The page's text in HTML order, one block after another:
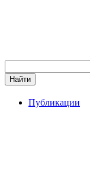
Публикации